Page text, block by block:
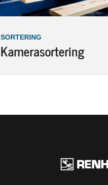
SORTERING
Kamerasortering